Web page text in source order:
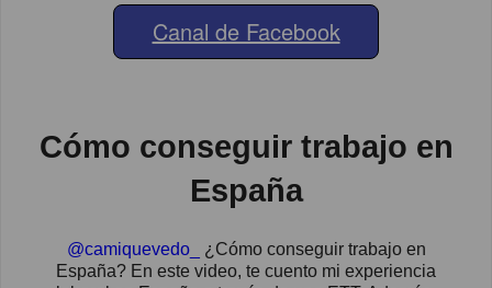
Canal de Facebook
Cómo conseguir trabajo en
España
@camiquevedo_
¿Cómo conseguir trabajo en
España? En este video, te cuento mi experiencia